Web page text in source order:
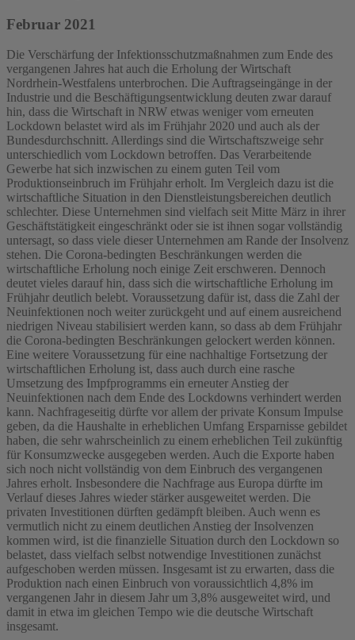
Februar 2021
Die Verschärfung der Infektionsschutzmaßnahmen zum Ende des
vergangenen Jahres hat auch die Erholung der Wirtschaft
Nordrhein-Westfalens unterbrochen. Die Auftragseingänge in der
Industrie und die Beschäftigungsentwicklung deuten zwar darauf
hin, dass die Wirtschaft in NRW etwas weniger vom erneuten
Lockdown belastet wird als im Frühjahr 2020 und auch als der
Bundesdurchschnitt. Allerdings sind die Wirtschaftszweige sehr
unterschiedlich vom Lockdown betroffen. Das Verarbeitende
Gewerbe hat sich inzwischen zu einem guten Teil vom
Produktionseinbruch im Frühjahr erholt. Im Vergleich dazu ist die
wirtschaftliche Situation in den Dienstleistungsbereichen deutlich
schlechter. Diese Unternehmen sind vielfach seit Mitte März in ihrer
Geschäftstätigkeit eingeschränkt oder sie ist ihnen sogar vollständig
untersagt, so dass viele dieser Unternehmen am Rande der Insolvenz
stehen. Die Corona-bedingten Beschränkungen werden die
wirtschaftliche Erholung noch einige Zeit erschweren. Dennoch
deutet vieles darauf hin, dass sich die wirtschaftliche Erholung im
Frühjahr deutlich belebt. Voraussetzung dafür ist, dass die Zahl der
Neuinfektionen noch weiter zurückgeht und auf einem ausreichend
niedrigen Niveau stabilisiert werden kann, so dass ab dem Frühjahr
die Corona-bedingten Beschränkungen gelockert werden können.
Eine weitere Voraussetzung für eine nachhaltige Fortsetzung der
wirtschaftlichen Erholung ist, dass auch durch eine rasche
Umsetzung des Impfprogramms ein erneuter Anstieg der
Neuinfektionen nach dem Ende des Lockdowns verhindert werden
kann. Nachfrageseitig dürfte vor allem der private Konsum Impulse
geben, da die Haushalte in erheblichen Umfang Ersparnisse gebildet
haben, die sehr wahrscheinlich zu einem erheblichen Teil zukünftig
für Konsumzwecke ausgegeben werden. Auch die Exporte haben
sich noch nicht vollständig von dem Einbruch des vergangenen
Jahres erholt. Insbesondere die Nachfrage aus Europa dürfte im
Verlauf dieses Jahres wieder stärker ausgeweitet werden. Die
privaten Investitionen dürften gedämpft bleiben. Auch wenn es
vermutlich nicht zu einem deutlichen Anstieg der Insolvenzen
kommen wird, ist die finanzielle Situation durch den Lockdown so
belastet, dass vielfach selbst notwendige Investitionen zunächst
aufgeschoben werden müssen. Insgesamt ist zu erwarten, dass die
Produktion nach einen Einbruch von voraussichtlich 4,8% im
vergangenen Jahr in diesem Jahr um 3,8% ausgeweitet wird, und
damit in etwa im gleichen Tempo wie die deutsche Wirtschaft
insgesamt.